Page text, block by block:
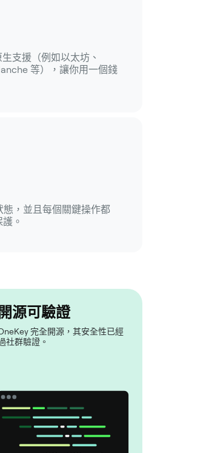
支援（例如以太坊、
等），讓你用一個錢
，並且每個關鍵操作都
。
開源可驗證
完全開源，其安全性已經
社群驗證。